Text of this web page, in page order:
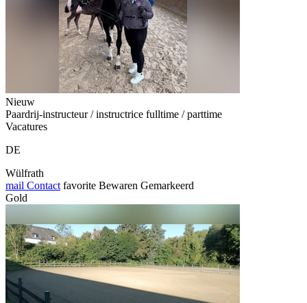
Nieuw
Paardrij-instructeur / instructrice fulltime / parttime
Vacatures
DE
Wülfrath
mail Contact favorite Bewaren Gemarkeerd
Gold